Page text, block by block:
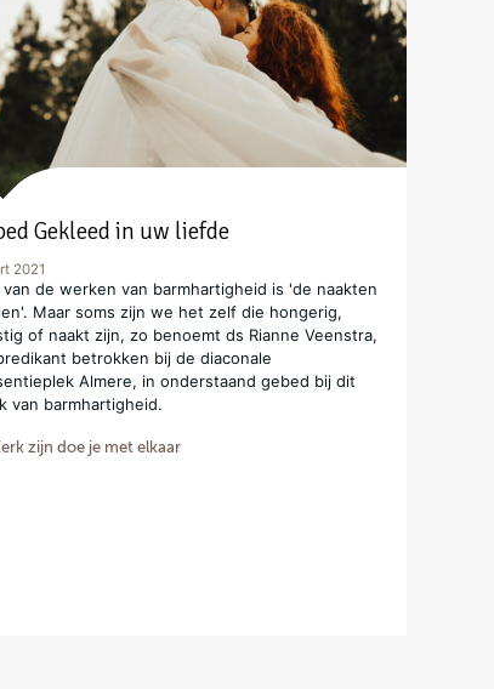
Gekleed in uw liefde
2021
van de werken van barmhartigheid is 'de naakten
Maar soms zijn we het zelf die hongerig,
of naakt zijn, zo benoemt ds Rianne Veenstra,
betrokken bij de diaconale
Almere, in onderstaand gebed bij dit
van barmhartigheid.
zijn doe je met elkaar